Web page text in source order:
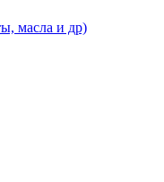
масла и др)